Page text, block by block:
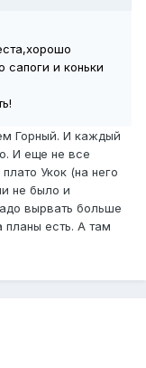
сапоги и коньки
Горный. И каждый
И еще не все
Укок (на него
не было и
вырвать больше
планы есть. А там